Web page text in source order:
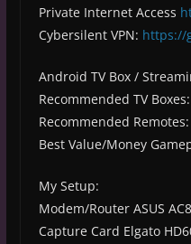
Private Internet Access
Cybersilent VPN: https://
Android TV Box /
Recommended TV Boxes:
Recommended Remotes:
Best Value/Money
My Setup:
Modem/Router ASUS
Capture Card Elgato